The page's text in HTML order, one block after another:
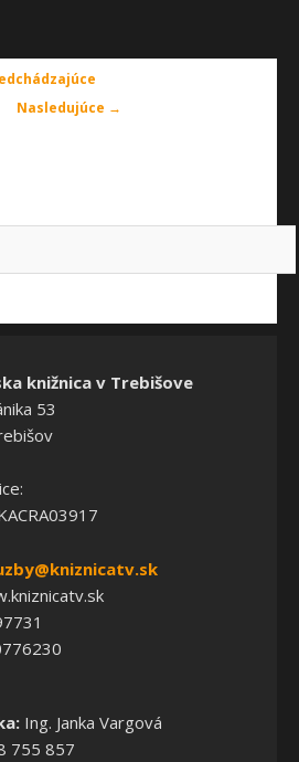
Nasledujúce →
knižnica v Trebišove
53
Ing. Janka Vargová
755 857